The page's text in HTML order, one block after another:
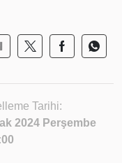
Tarihi:
2024 Perşembe